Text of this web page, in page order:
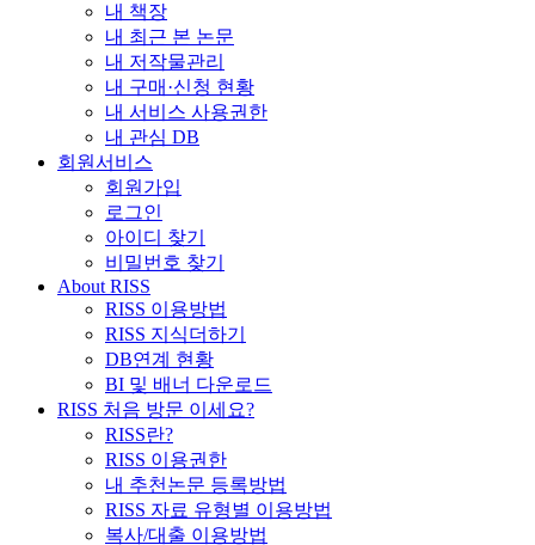
내 책장
내 최근 본 논문
내 저작물관리
내 구매·신청 현황
내 서비스 사용권한
내 관심 DB
회원서비스
회원가입
로그인
아이디 찾기
비밀번호 찾기
About RISS
RISS 이용방법
RISS 지식더하기
DB연계 현황
BI 및 배너 다운로드
RISS 처음 방문 이세요?
RISS란?
RISS 이용권한
내 추천논문 등록방법
RISS 자료 유형별 이용방법
복사/대출 이용방법